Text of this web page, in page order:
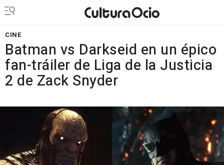
CINE
Batman vs Darkseid en un épico
fan-tráiler de Liga de la Justicia
2 de Zack Snyder